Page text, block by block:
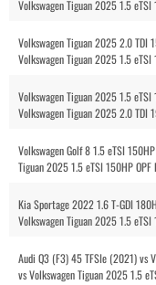
Volkswagen Tiguan 2025 1.5
Volkswagen Tiguan 2025 2.0 TDI
Volkswagen Tiguan 2025 1.5
Volkswagen Tiguan 2025 1.5
Volkswagen Tiguan 2025 2.0 TDI
Volkswagen Golf 8 1.5 eTSI
Tiguan 2025 1.5 eTSI 150HP OPF
Kia Sportage 2022 1.6 T-GDI
Volkswagen Tiguan 2025 1.5
Audi Q3 (F3) 45 TFSIe (2021) vs
vs Volkswagen Tiguan 2025 1.5